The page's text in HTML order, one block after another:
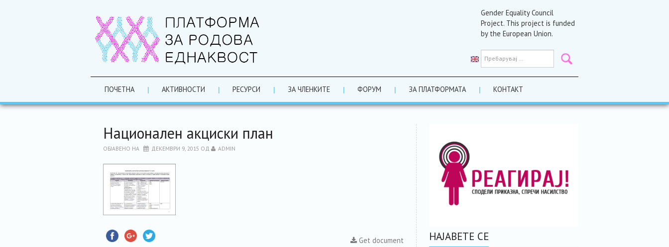
Gender Equality Council
Project. This project is funded
by the European Union.
ПОЧЕТНА АКТИВНОСТИ РЕСУРСИ ЗА ЧЛЕНКИТЕ ФОРУМ ЗА ПЛАТФОРМАТА КОНТАКТ
Национален акциски план
ОБЈАВЕНО НА ДЕКЕМВРИ 9, 2015 ОД ADMIN
Get document НАЈАВЕТЕ СЕ